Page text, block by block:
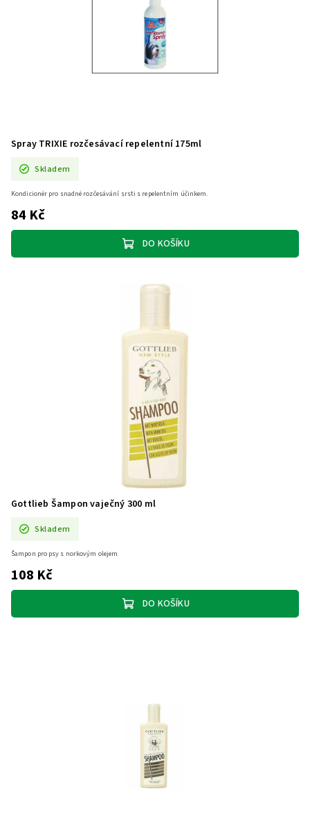
Spray TRIXIE rozčesávací repelentní 175ml
Skladem
84 Kč
DO KOŠÍKU
Kondicionér pro snadné rozčesávání srsti s repelentním účinkem.
Gottlieb Šampon vaječný 300 ml
Skladem
108 Kč
DO KOŠÍKU
Šampon pro psy s norkovým olejem